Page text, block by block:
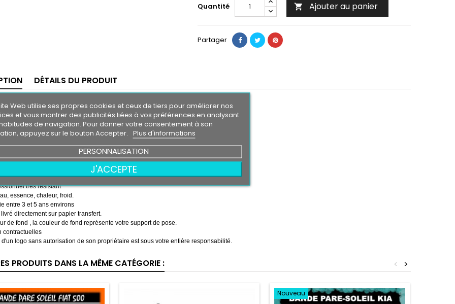
Quantité  Ajouter au panier
Partager
DÉTAILS DU PRODUIT
soleil KIA GT
cm
soleil couleur au choix
( pose de la bande, puis pose du logo sur la bande )
très résistant
essence, chaleur, froid.
entre 3 et 5 ans environs
livré directement sur papier transfert.
de fond , la couleur de fond représente votre support de pose.
contractuelles
d'un logo sans autorisation de son propriétaire est sous votre entière responsabilité.
PRODUITS DANS LA MÊME CATÉGORIE : >
<
Nouveau
Web utilise ses propres cookies et ceux de tiers pour améliorer nos
et vous montrer des publicités liées à vos préférences en analysant
de navigation. Pour donner votre consentement à son
appuyez sur le bouton Accepter. Plus d'informations
PERSONNALISATION
J'ACCEPTE